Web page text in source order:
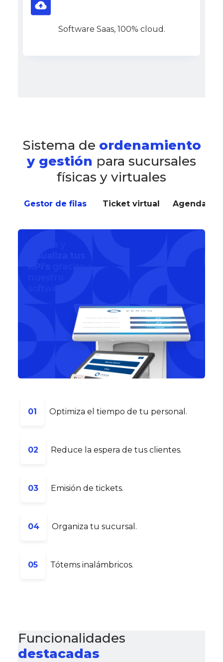
Software Saas, 100% cloud.
Sistema de ordenamiento
y gestión para sucursales
físicas y virtuales
Gestor de filas Ticket virtual
01 Optimiza el tiempo de tu personal.
02 Reduce la espera de tus clientes.
03 Emisión de tickets.
04 Organiza tu sucursal.
05 Tótems inalámbricos.
Funcionalidades
destacadas